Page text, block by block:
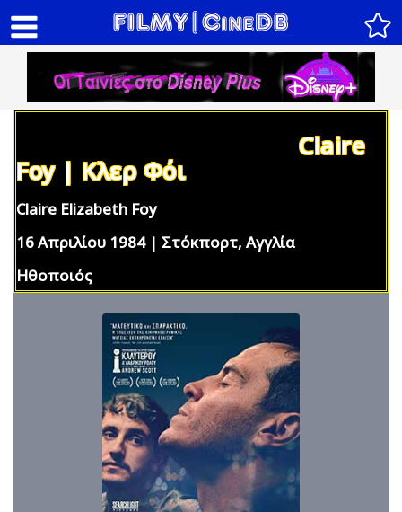
Claire
Foy | Κλερ Φόι
Claire Elizabeth Foy
16 Απριλίου 1984 | Στόκπορτ, Αγγλία
Ηθοποιός